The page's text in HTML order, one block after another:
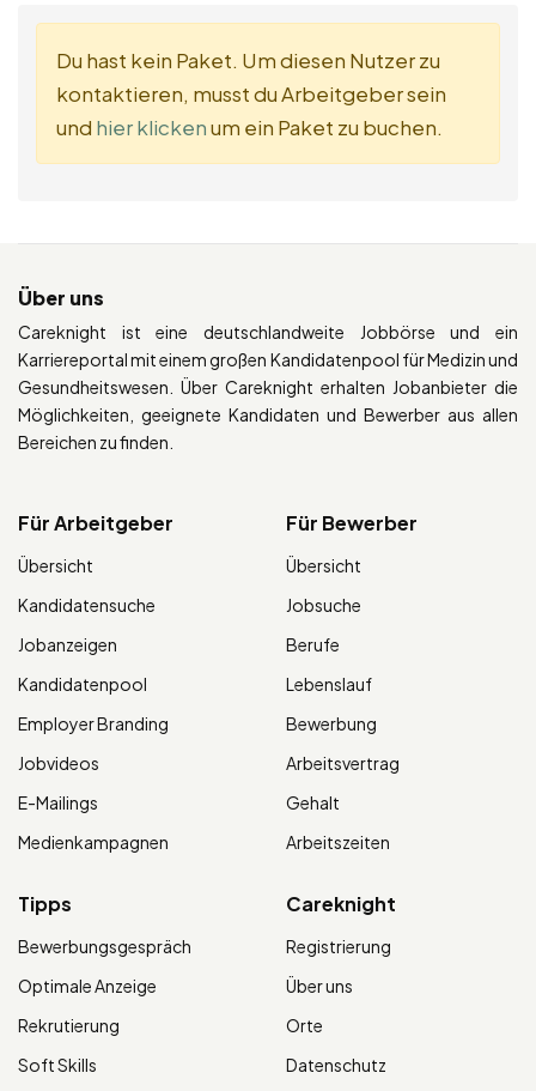
Du hast kein Paket. Um diesen Nutzer zu
kontaktieren, musst du Arbeitgeber sein
und hier klickenum ein Paket zu buchen.
Über uns
Careknight ist eine deutschlandweite Jobbörse und ein
Karriereportal mit einem großen Kandidatenpool für Medizin und
Gesundheitswesen. Über Careknight erhalten Jobanbieter die
Möglichkeiten, geeignete Kandidaten und Bewerber aus allen
Bereichen zu finden.
Für Arbeitgeber
Übersicht
Kandidatensuche
Jobanzeigen
Kandidatenpool
Employer Branding
Jobvideos
E-Mailings
Medienkampagnen
Für Bewerber
Übersicht
Jobsuche
Berufe
Lebenslauf
Bewerbung
Arbeitsvertrag
Gehalt
Arbeitszeiten
Tipps
Bewerbungsgespräch
Optimale Anzeige
Rekrutierung
Soft Skills
Careknight
Registrierung
Über uns
Orte
Datenschutz